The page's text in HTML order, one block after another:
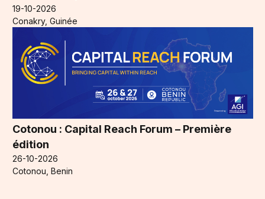
19-10-2026
Conakry, Guinée
Cotonou : Capital Reach Forum – Première
édition
26-10-2026
Cotonou, Benin